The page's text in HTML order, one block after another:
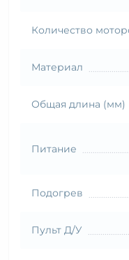
Количество
Материал
Общая длина (мм)
Питание
Подогрев
Пульт Д/У